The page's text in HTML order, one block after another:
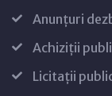
Anunțuri
Achiziții
Licitații